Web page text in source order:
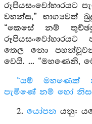
රූපියසංවෝහාරයට
වහන්ස,” භාග්‍යවත්
“කෙසේ නම්
රූපියසංවෝහාරයට
තෙල නො
වෙයි. ... “මහණෙනි,
“යම් මහණෙක්
පැමිණේ නම් හෝ
2. යෝපන යනු: